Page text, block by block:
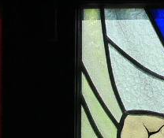
Numer telefonu
Wyrażam